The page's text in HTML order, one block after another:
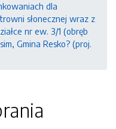
dla
słonecznej wraz z
nr ew. 3/1 (obręb
Gmina Resko? (proj.